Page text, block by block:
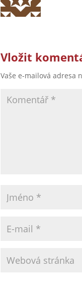
Vložit
Vaše e-mailová adresa